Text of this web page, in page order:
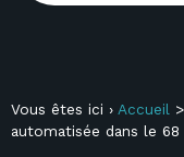
Vous êtes ici › Accueil >
automatisée dans le 68